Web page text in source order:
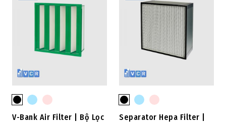
V-Bank Air Filter | Bộ Lọc
Separator Hepa Filter |